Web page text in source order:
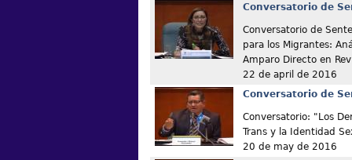
Conversatorio de
Conversatorio de
para los Migrantes:
Amparo Directo en
22 de april de 2016
Conversatorio de
Conversatorio: "Los
Trans y la Identidad
20 de may de 2016